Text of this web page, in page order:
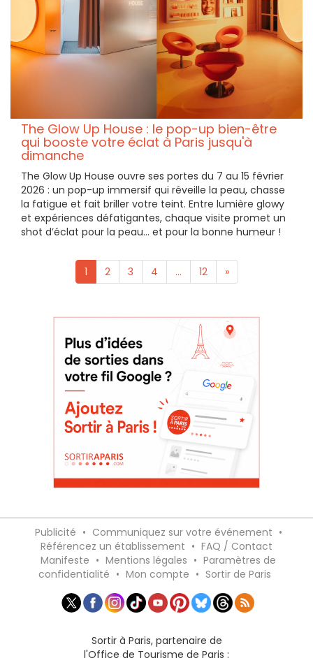
The Glow Up House : le pop-up bien-être
qui booste votre éclat à Paris jusqu'à
dimanche
The Glow Up House ouvre ses portes du 7 au 15 février
2026 : un pop-up immersif qui réveille la peau, chasse
la fatigue et fait briller votre teint. Entre lumière glowy
et expériences défatigantes, chaque visite promet un
shot d’éclat pour la peau… et pour la bonne humeur !
1 2 3 4 ... 12 »
Publicité • Communiquez sur votre événement •
Référencez un établissement • FAQ / Contact
Manifeste • Mentions légales • Paramètres de
confidentialité • Mon compte • Sortir de Paris
Sortir à Paris, partenaire de
l'Office de Tourisme de Paris :